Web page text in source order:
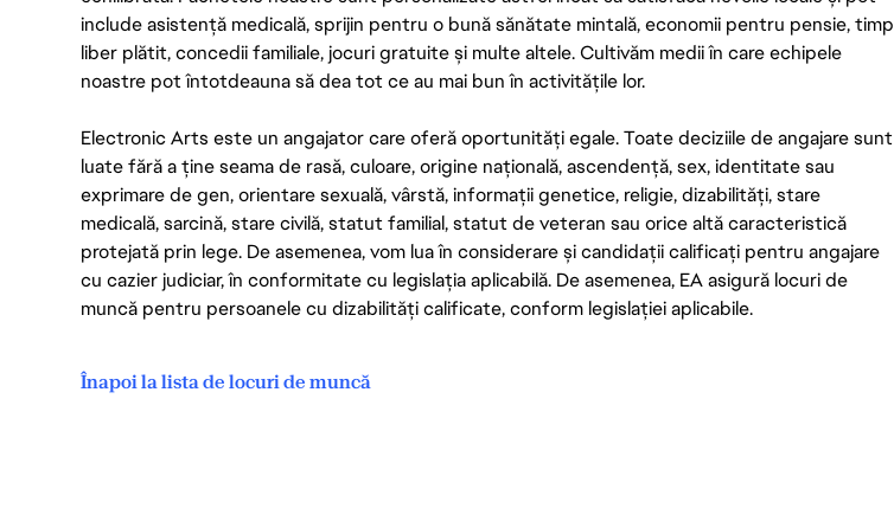
include asistență medicală, sprijin pentru o bună sănătate mintală, economii pentru pensie, timp
liber plătit, concedii familiale, jocuri gratuite și multe altele. Cultivăm medii în care echipele
noastre pot întotdeauna să dea tot ce au mai bun în activitățile lor.
Electronic Arts este un angajator care oferă oportunități egale. Toate deciziile de angajare sunt
luate fără a ține seama de rasă, culoare, origine națională, ascendență, sex, identitate sau
exprimare de gen, orientare sexuală, vârstă, informații genetice, religie, dizabilități, stare
medicală, sarcină, stare civilă, statut familial, statut de veteran sau orice altă caracteristică
protejată prin lege. De asemenea, vom lua în considerare și candidații calificați pentru angajare
cu cazier judiciar, în conformitate cu legislația aplicabilă. De asemenea, EA asigură locuri de
muncă pentru persoanele cu dizabilități calificate, conform legislației aplicabile.
Înapoi la lista de locuri de muncă